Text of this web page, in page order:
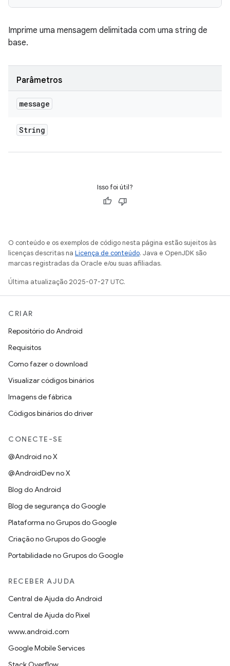
Imprime uma mensagem delimitada com uma string de
base.
Parâmetros
message
String
Isso foi útil?
O conteúdo e os exemplos de código nesta página estão sujeitos às
licenças descritas na Licença de conteúdo. Java e OpenJDK são
marcas registradas da Oracle e/ou suas afiliadas.
Última atualização 2025-07-27 UTC.
CRIAR
Repositório do Android
Requisitos
Como fazer o download
Visualizar códigos binários
Imagens de fábrica
Códigos binários do driver
CONECTE-SE
@Android no X
@AndroidDev no X
Blog do Android
Blog de segurança do Google
Plataforma no Grupos do Google
Criação no Grupos do Google
Portabilidade no Grupos do Google
RECEBER AJUDA
Central de Ajuda do Android
Central de Ajuda do Pixel
www.android.com
Google Mobile Services